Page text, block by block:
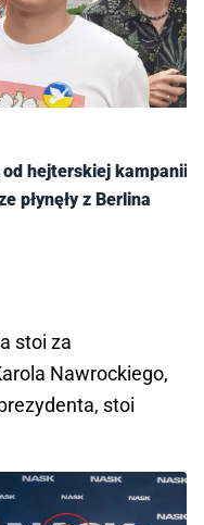
od hejterskiej kampanii
płynęły z Berlina
stoi za
Nawrockiego,
stoi